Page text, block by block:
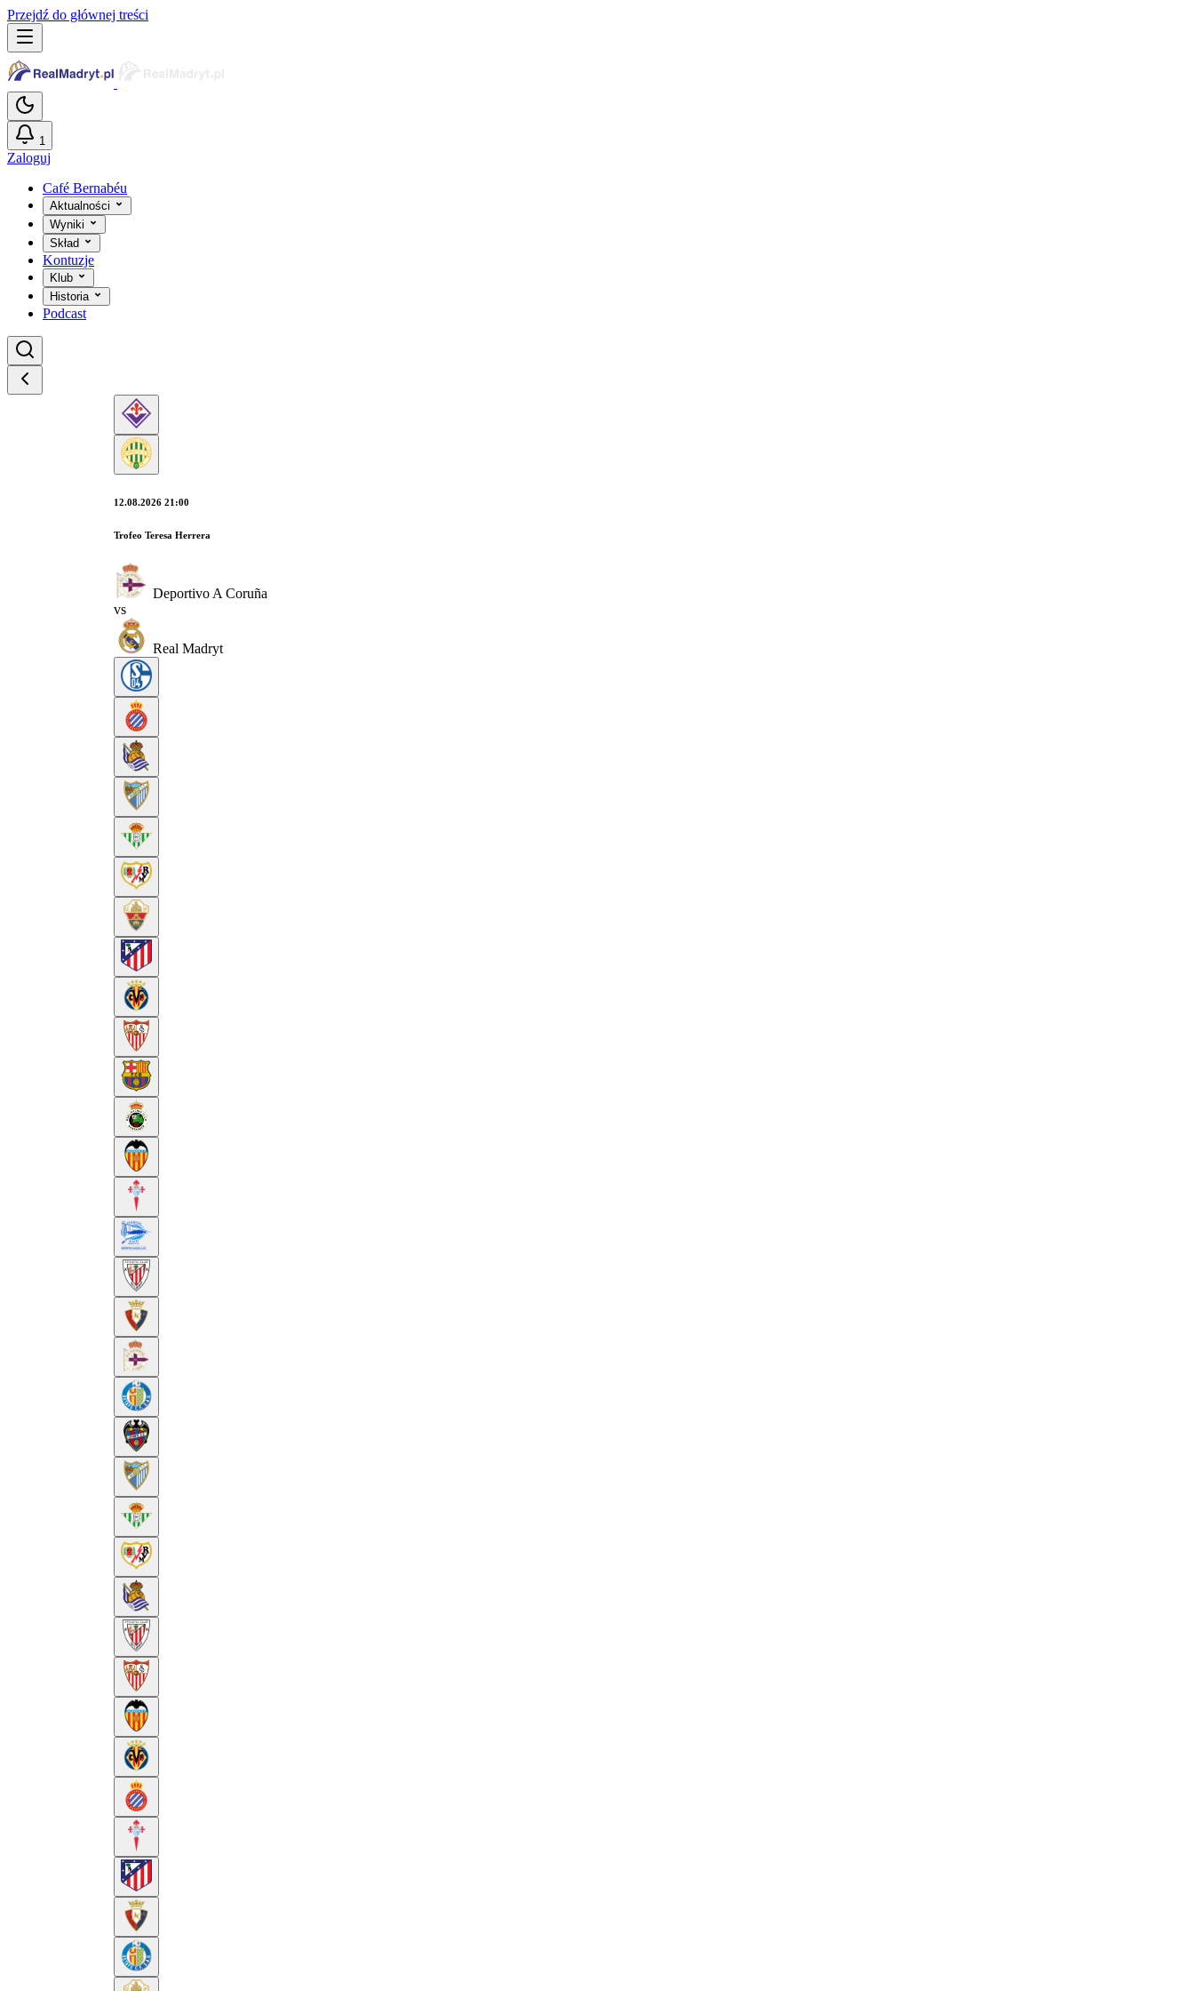
Przejdź do głównej treści
1
Zaloguj
Café Bernabéu
Aktualności
Wyniki
Skład
Kontuzje
Klub
Historia
Podcast
12.08.2026 21:00
Trofeo Teresa Herrera
Deportivo A Coruña
vs
Real Madryt